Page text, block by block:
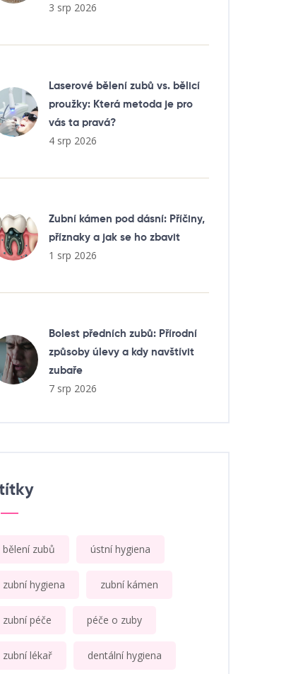
3 srp 2026
Laserové bělení zubů vs. bělicí
proužky: Která metoda je pro
vás ta pravá?
4 srp 2026
Zubní kámen pod dásní: Příčiny,
příznaky a jak se ho zbavit
1 srp 2026
Bolest předních zubů: Přírodní
způsoby úlevy a kdy navštívit
zubaře
7 srp 2026
bělení zubů ústní hygiena
zubní hygiena zubní kámen
zubní péče péče o zuby
zubní lékař dentální hygiena